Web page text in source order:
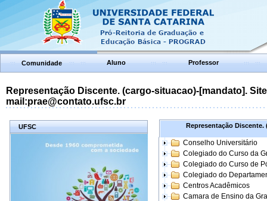
Comunidade Aluno Professor
Representação Discente. (cargo-situacao)-[mandato].
mail:prae@contato.ufsc.br
UFSC Representação Discente.
Conselho Universitário
Colegiado do Curso da
Colegiado do Curso de
Colegiado do
Centros Acadêmicos
Camara de Ensino da